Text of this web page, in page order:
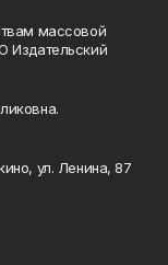
массовой
Издательский
ул. Ленина, 87